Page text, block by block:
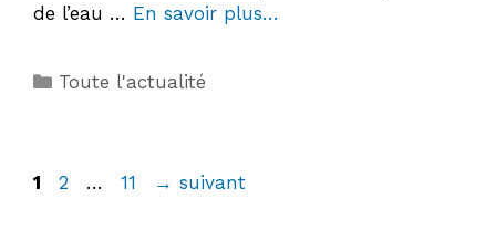
de l’eau … En savoir plus…
Catégories
Toute l'actualité
Page
1 Page
2 … Page
11 → suivant